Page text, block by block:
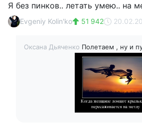
Я без пинков.. летать умею.. на
Evgeniy Kolin'ko 51 942
Оксана Дьяченко Полетаем , ну и